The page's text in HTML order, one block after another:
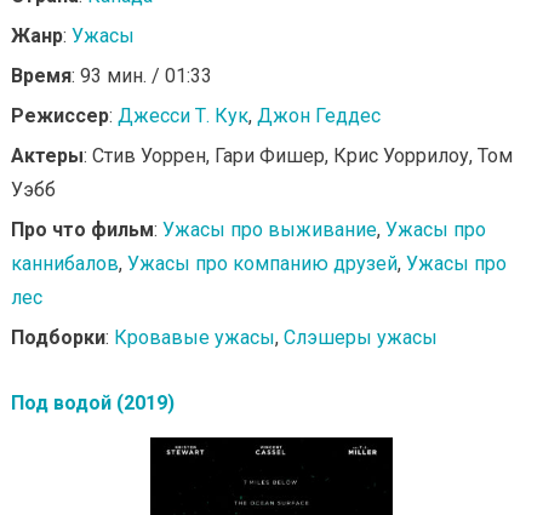
Жанр: Ужасы
Время: 93 мин. / 01:33
Режиссер: Джесси Т. Кук, Джон Геддес
Актеры: Стив Уоррен, Гари Фишер, Крис Уоррилоу, Том
Уэбб
Про что фильм: Ужасы про выживание, Ужасы про
каннибалов, Ужасы про компанию друзей, Ужасы про
лес
Подборки: Кровавые ужасы, Слэшеры ужасы
Под водой (2019)